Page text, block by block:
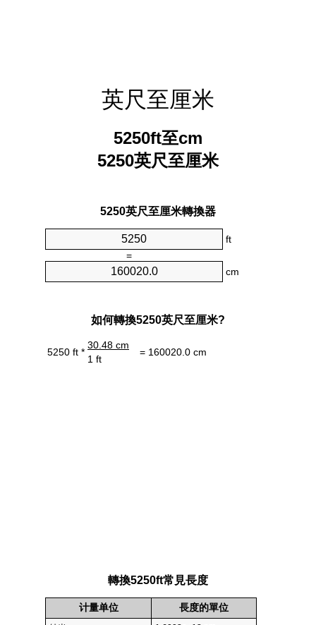
英尺至厘米
5250ft至cm
5250英尺至厘米
5250英尺至厘米轉換器
ft
=
cm
如何轉換5250英尺至厘米?
5250 ft *
30.48 cm
= 160020.0 cm
1 ft
轉換5250ft常見長度
计量单位 長度的單位